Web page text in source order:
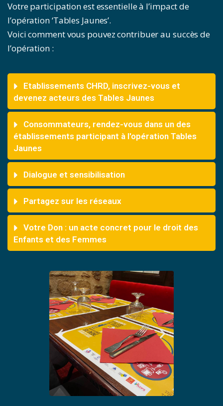
Votre participation est essentielle à l’impact de
l’opération ‘Tables Jaunes’.
Voici comment vous pouvez contribuer au succès de
l’opération :
Etablissements CHRD, inscrivez-vous et
devenez acteurs des Tables Jaunes
Consommateurs, rendez-vous dans un des
établissements participant à l'opération Tables
Jaunes
Dialogue et sensibilisation
Partagez sur les réseaux
Votre Don : un acte concret pour le droit des
Enfants et des Femmes